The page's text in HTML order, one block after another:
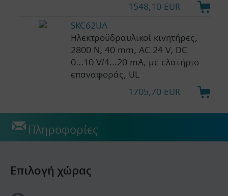
1548,10 EUR
SKC62UA
Ηλεκτροϋδραυλικοί κινητήρες,
2800 N, 40 mm, AC 24 V, DC
0...10 V/4...20 mA, με ελατήριο
επαναφοράς, UL
1705,70 EUR
Πληροφορίες
Επιλογή χώρας